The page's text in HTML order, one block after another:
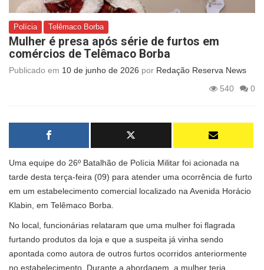
Polícia Telêmaco Borba
Mulher é presa após série de furtos em
comércios de Telêmaco Borba
Publicado em 10 de junho de 2026 por Redação Reserva News
540
0
Uma equipe do 26º Batalhão de Polícia Militar foi acionada na
tarde desta terça-feira (09) para atender uma ocorrência de furto
em um estabelecimento comercial localizado na Avenida Horácio
Klabin, em Telêmaco Borba.
No local, funcionárias relataram que uma mulher foi flagrada
furtando produtos da loja e que a suspeita já vinha sendo
apontada como autora de outros furtos ocorridos anteriormente
no estabelecimento. Durante a abordagem, a mulher teria